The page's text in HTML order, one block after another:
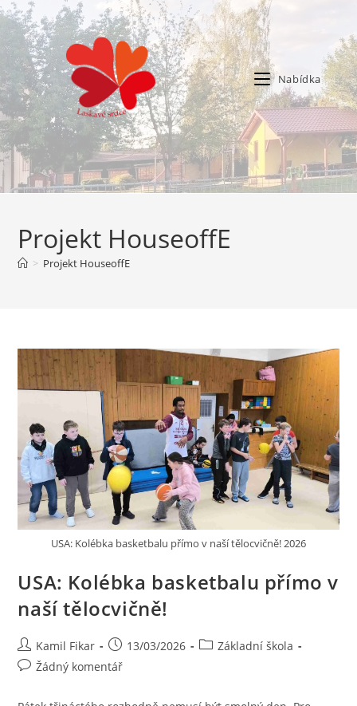
Nabídka
Projekt HouseoffE
> Projekt HouseoffE
USA: Kolébka basketbalu přímo v naší tělocvičně! 2026
USA: Kolébka basketbalu přímo v
naší tělocvičně!
Kamil Fikar 13/03/2026
Základní škola
Žádný komentář